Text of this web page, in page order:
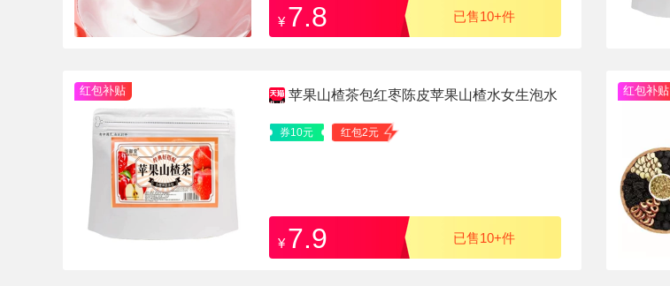
¥ 7.8 已售10+件
红包补贴
苹果山楂茶包红枣陈皮苹果山楂水女生泡水
冷泡水果茶花茶120克
券10元 红包2元
¥ 7.9 已售10+件
红包补贴